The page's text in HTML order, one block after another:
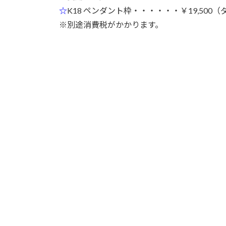
☆K18 ペンダント枠・・・・・・￥19,500（
※別途消費税がかかります。